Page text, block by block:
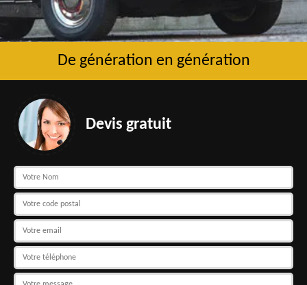
De génération en génération
Devis gratuit